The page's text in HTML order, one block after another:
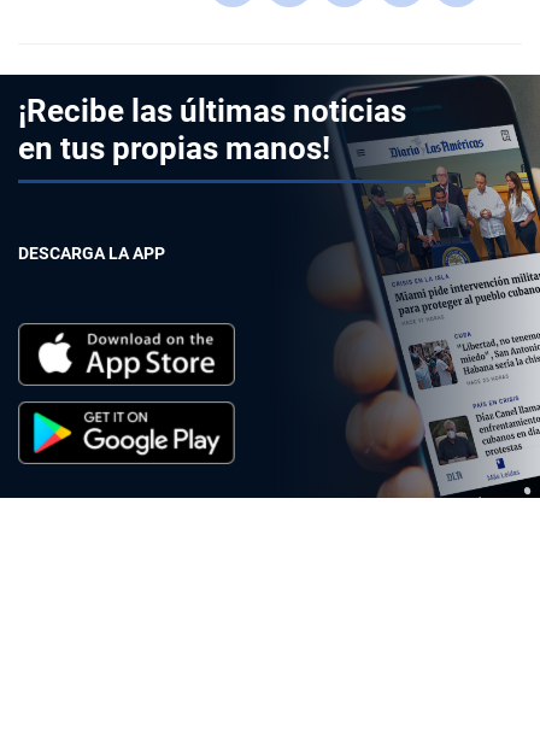
¡Recibe las últimas noticias
en tus propias manos!
DESCARGA LA APP